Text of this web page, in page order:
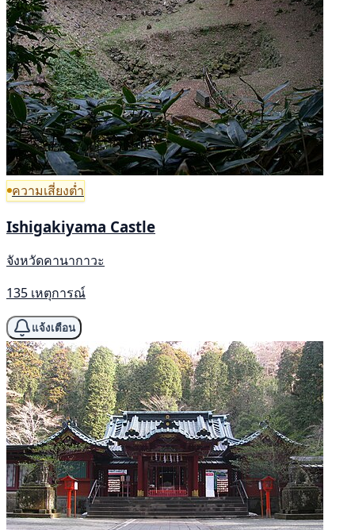
ความเสี่ยงต่ำ
Ishigakiyama Castle
จังหวัดคานากาวะ
135 เหตุการณ์
แจ้งเตือน